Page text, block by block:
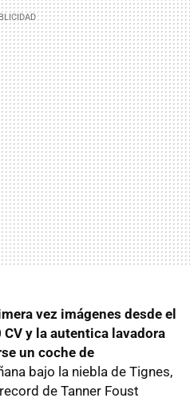
vez imágenes desde el
y la autentica lavadora
un coche de
bajo la niebla de Tignes,
de Tanner Foust